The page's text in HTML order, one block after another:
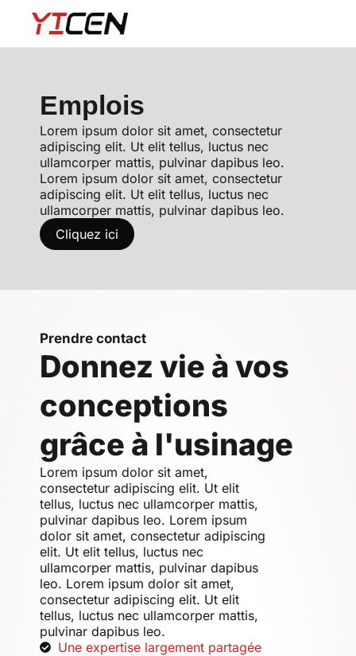
Emplois
Lorem ipsum dolor sit amet, consectetur
adipiscing elit. Ut elit tellus, luctus nec
ullamcorper mattis, pulvinar dapibus leo.
Lorem ipsum dolor sit amet, consectetur
adipiscing elit. Ut elit tellus, luctus nec
ullamcorper mattis, pulvinar dapibus leo.
Cliquez ici
Prendre contact
Donnez vie à vos
conceptions
grâce à l'usinage
Lorem ipsum dolor sit amet,
consectetur adipiscing elit. Ut elit
tellus, luctus nec ullamcorper mattis,
pulvinar dapibus leo. Lorem ipsum
dolor sit amet, consectetur adipiscing
elit. Ut elit tellus, luctus nec
ullamcorper mattis, pulvinar dapibus
leo. Lorem ipsum dolor sit amet,
consectetur adipiscing elit. Ut elit
tellus, luctus nec ullamcorper mattis,
pulvinar dapibus leo.
Une expertise largement partagée